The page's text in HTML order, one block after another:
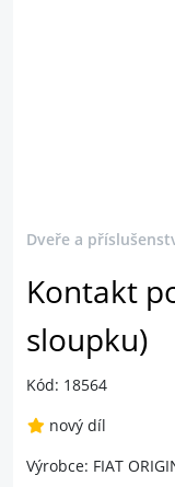
Dveře a
Kontakt
sloupku)
Kód: 18564
nový díl
Výrobce: FIAT